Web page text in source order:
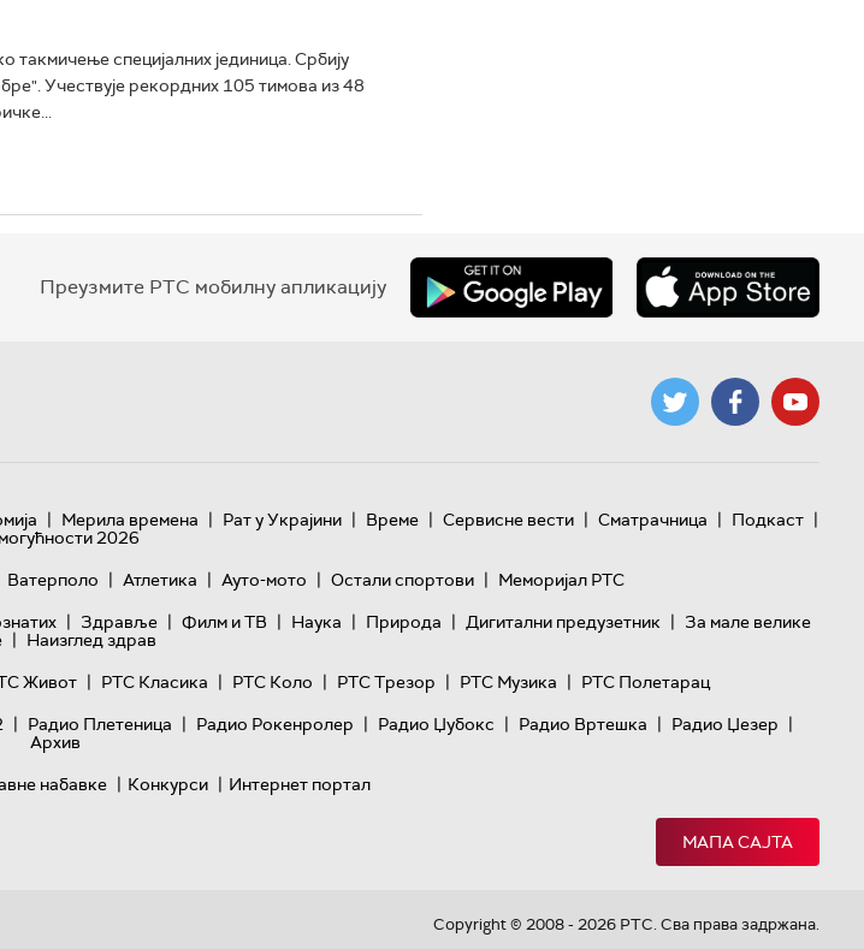
такмичење специјалних јединица. Србију
Учествује рекордних 105 тимова из 48
Преузмите РТС мобилну апликацију
| Мерила времена | Рат у Украјини | Време | Сервисне вести | Сматрачница | Подкаст |
2026
Ватерполо | Атлетика | Ауто-мото | Остали спортови | Меморијал РТС
| Здравље | Филм и ТВ | Наука | Природа | Дигитални предузетник | За мале велике
| Наизглед здрав
Живот | РТС Класика | РТС Коло | РТС Трезор | РТС Музика | РТС Полетарац
| Радио Плетеница | Радио Рокенролер | Радио Џубокс | Радио Вртешка | Радио Џезер |
Архив
набавке | Конкурси | Интернет портал
МАПА САЈТА
Copyright © 2008 - 2026 РТС. Сва права задржана.